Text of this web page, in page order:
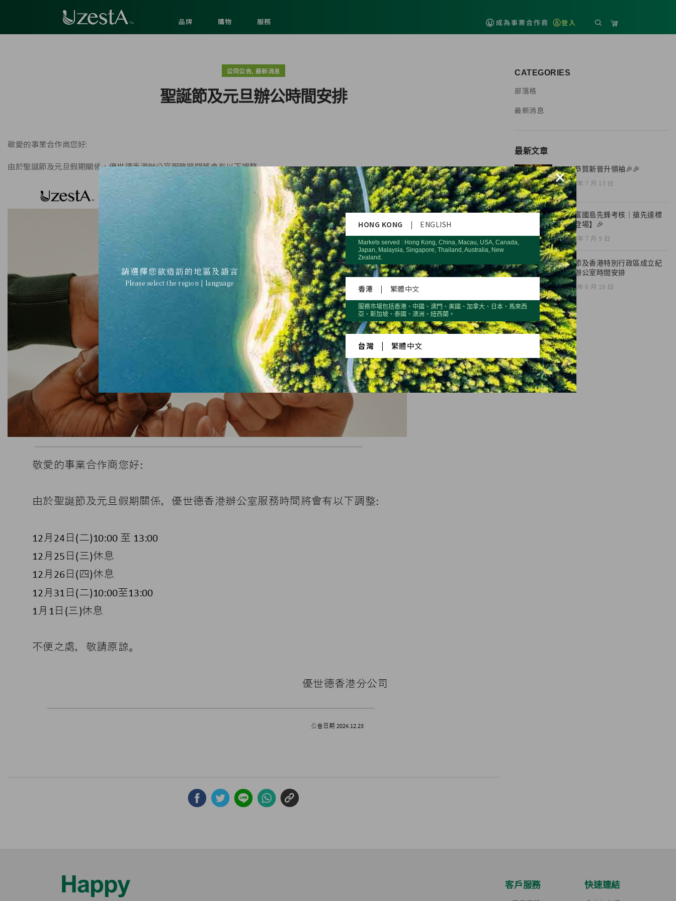
品牌 購物 服務 成為事業合作商 登入
公司公告, 最新消息
聖誕節及元旦辦公時間安排
敬愛的事業合作商您好:
由於聖誕節及元旦假期關係，優世德香港辦公室服務時間將會有以下調整
CATEGORIES
部落格
最新消息
最新文章
🎉🎉恭賀新晉升領袖🎉🎉
2026 年 7 月 13 日
🎉【富國島先鋒考核｜搶先達標
榮耀登場】🎉
2026 年 7 月 9 日
端午節及香港特別行政區成立紀
念日辦公室時間安排
2026 年 6 月 16 日
客戶服務
快速連結
×
請選擇您欲造訪的地區及語言
Please select the region | language
HONG KONG | ENGLISH
Markets served : Hong Kong, China, Macau, USA, Canada,
Japan, Malaysia, Singapore, Thailand, Australia, New
Zealand.
香港 | 繁體中文
服務市場包括香港、中國、澳門、美國、加拿大、日本、馬來西
亞、新加坡、泰國、澳洲、紐西蘭。
台灣 繁體中文